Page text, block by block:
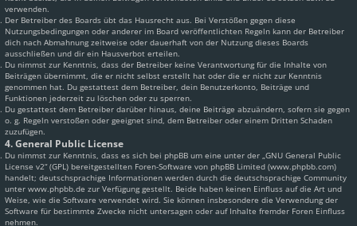
verwenden.
Der Betreiber des Boards übt das Hausrecht aus. Bei Verstößen gegen diese
Nutzungsbedingungen oder anderer im Board veröffentlichten Regeln kann der Betreiber
dich nach Abmahnung zeitweise oder dauerhaft von der Nutzung dieses Boards
ausschließen und dir ein Hausverbot erteilen.
Du nimmst zur Kenntnis, dass der Betreiber keine Verantwortung für die Inhalte von
Beiträgen übernimmt, die er nicht selbst erstellt hat oder die er nicht zur Kenntnis
genommen hat. Du gestattest dem Betreiber, dein Benutzerkonto, Beiträge und
Funktionen jederzeit zu löschen oder zu sperren.
Du gestattest dem Betreiber darüber hinaus, deine Beiträge abzuändern, sofern sie gegen
o. g. Regeln verstoßen oder geeignet sind, dem Betreiber oder einem Dritten Schaden
zuzufügen.
4. General Public License
Du nimmst zur Kenntnis, dass es sich bei phpBB um eine unter der „GNU General Public
License v2“ (GPL) bereitgestellten Foren-Software von phpBB Limited (www.phpbb.com)
handelt; deutschsprachige Informationen werden durch die deutschsprachige Community
unter www.phpbb.de zur Verfügung gestellt. Beide haben keinen Einfluss auf die Art und
Weise, wie die Software verwendet wird. Sie können insbesondere die Verwendung der
Software für bestimmte Zwecke nicht untersagen oder auf Inhalte fremder Foren Einfluss
nehmen.